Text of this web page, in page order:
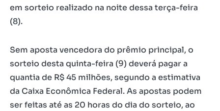
em sorteio realizado na noite dessa terça-feira
(8).
Sem aposta vencedora do prêmio principal, o
sorteio desta quinta-feira (9) deverá pagar a
quantia de R$ 45 milhões, segundo a estimativa
da Caixa Econômica Federal. As apostas podem
ser feitas até as 20 horas do dia do sorteio, ao